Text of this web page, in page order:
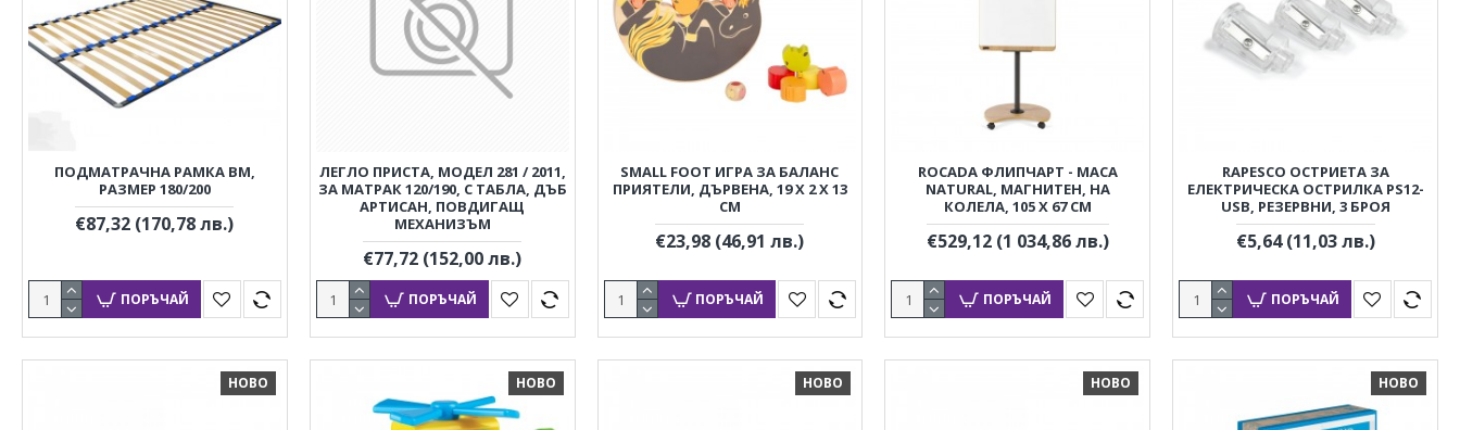
ПОДМАТРАЧНА РАМКА BM,
РАЗМЕР 180/200
€87,32 (170,78 лв.)
ПОРЪЧАЙ
ЛЕГЛО ПРИСТА, МОДЕЛ 281 / 2011,
ЗА МАТРАК 120/190, С ТАБЛА, ДЪБ
АРТИСАН, ПОВДИГАЩ
МЕХАНИЗЪМ
€77,72 (152,00 лв.)
ПОРЪЧАЙ
SMALL FOOT ИГРА ЗА БАЛАНС
ПРИЯТЕЛИ, ДЪРВЕНА, 19 Х 2 Х 13
CM
€23,98 (46,91 лв.)
ПОРЪЧАЙ
ROCADA ФЛИПЧАРТ - МАСА
NATURAL, МАГНИТЕН, НА
КОЛЕЛА, 105 X 67 CM
€529,12 (1 034,86 лв.)
ПОРЪЧАЙ
RAPESCO ОСТРИЕТА ЗА
ЕЛЕКТРИЧЕСКА ОСТРИЛКА PS12-
USB, РЕЗЕРВНИ, 3 БРОЯ
€5,64(11,03 лв.)
ПОРЪЧАЙ
НОВО НОВО НОВО НОВО НОВО